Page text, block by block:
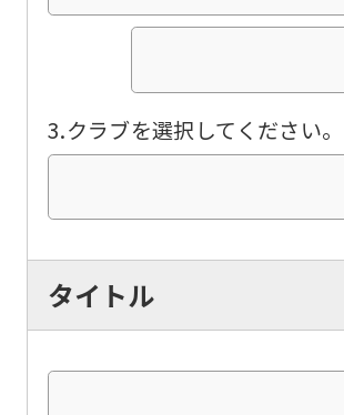
3.クラブを選択してください。
タイトル
website
translated
so